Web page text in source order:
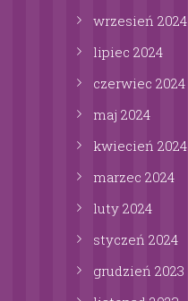
wrzesień 2024
lipiec 2024
czerwiec 2024
maj 2024
kwiecień 2024
marzec 2024
luty 2024
styczeń 2024
grudzień 2023